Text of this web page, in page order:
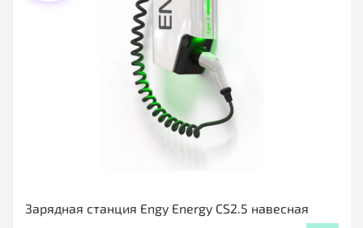
Зарядная станция Engy Energy CS2.5 навесная